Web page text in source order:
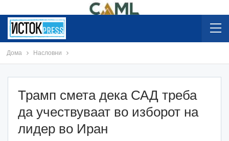
Дома Насловни
Трамп смета дека САД треба
да учествуваат во изборот на
лидер во Иран